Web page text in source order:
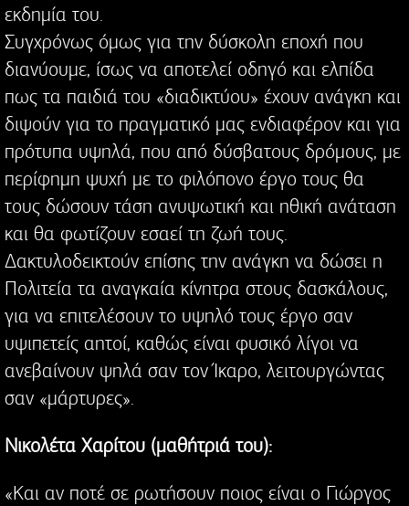
εκδημία του.
Συγχρόνως όμως για την δύσκολη εποχή που
διανύουμε, ίσως να αποτελεί οδηγό και ελπίδα
πως τα παιδιά του «διαδικτύου» έχουν ανάγκη και
διψούν για το πραγματικό μας ενδιαφέρον και για
πρότυπα υψηλά, που από δύσβατους δρόμους, με
περίφημη ψυχή με το φιλόπονο έργο τους θα
τους δώσουν τάση ανυψωτική και ηθική ανάταση
και θα φωτίζουν εσαεί τη ζωή τους.
Δακτυλοδεικτούν επίσης την ανάγκη να δώσει η
Πολιτεία τα αναγκαία κίνητρα στους δασκάλους,
για να επιτελέσουν το υψηλό τους έργο σαν
υψιπετείς αητοί, καθώς είναι φυσικό λίγοι να
ανεβαίνουν ψηλά σαν τον Ίκαρο, λειτουργώντας
σαν «μάρτυρες».
Νικολέτα Χαρίτου (μαθήτριά του):
«Και αν ποτέ σε ρωτήσουν ποιος είναι ο Γιώργος